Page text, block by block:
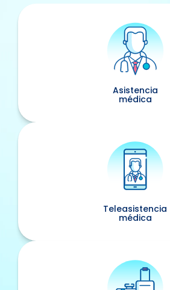
Asistencia
médica
Teleasistencia
médica